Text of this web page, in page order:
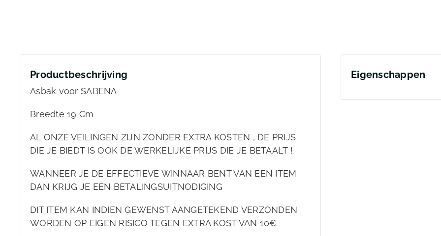
Productbeschrijving
Asbak voor SABENA
Breedte 19 Cm
AL ONZE VEILINGEN ZIJN ZONDER EXTRA KOSTEN , DE PRIJS
DIE JE BIEDT IS OOK DE WERKELIJKE PRIJS DIE JE BETAALT !
WANNEER JE DE EFFECTIEVE WINNAAR BENT VAN EEN ITEM
DAN KRIJG JE EEN BETALINGSUITNODIGING
DIT ITEM KAN INDIEN GEWENST AANGETEKEND VERZONDEN
WORDEN OP EIGEN RISICO TEGEN EXTRA KOST VAN 10€
Eigenschappen